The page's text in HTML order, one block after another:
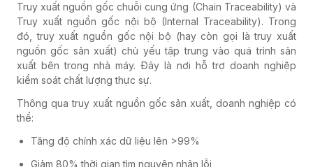
Truy xuất nguồn gốc chuỗi cung ứng (Chain Traceability) và
Truy xuất nguồn gốc nội bộ (Internal Traceability). Trong
đó, truy xuất nguồn gốc nội bộ (hay còn gọi là truy xuất
nguồn gốc sản xuất) chủ yếu tập trung vào quá trình sản
xuất bên trong nhà máy. Đây là nơi hỗ trợ doanh nghiệp
kiểm soát chất lượng thực sự.
Thông qua truy xuất nguồn gốc sản xuất, doanh nghiệp có
thể:
Tăng độ chính xác dữ liệu lên >99%
Giảm 80% thời gian tìm nguyên nhân lỗi